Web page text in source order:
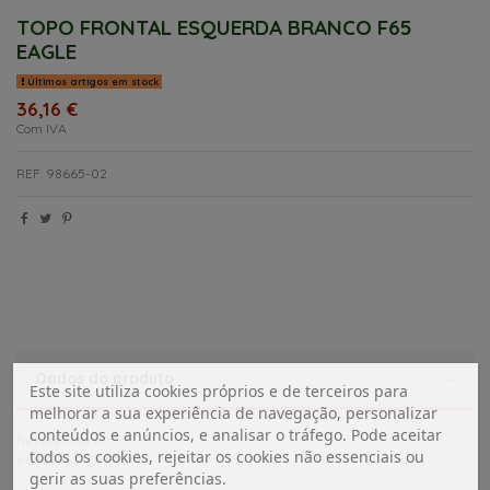
TOPO FRONTAL ESQUERDA BRANCO F65
EAGLE
Últimos artigos em stock
36,16 €
Com IVA
REF: 98665-02
Referência 16010070
ean13 5601576363763
Este site utiliza cookies próprios e de terceiros para
melhorar a sua experiência de navegação, personalizar
conteúdos e anúncios, e analisar o tráfego. Pode aceitar
todos os cookies, rejeitar os cookies não essenciais ou
gerir as suas preferências.